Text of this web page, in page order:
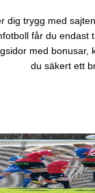
dig trygg med
får du
med
du säkert ett